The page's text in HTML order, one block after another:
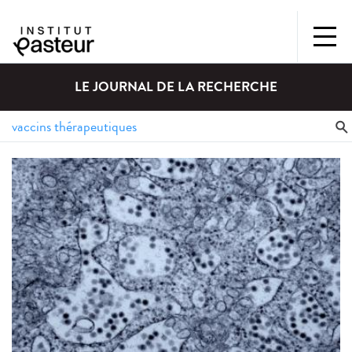
LE JOURNAL DE LA RECHERCHE